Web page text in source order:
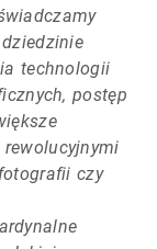
technologii
postęp
czy